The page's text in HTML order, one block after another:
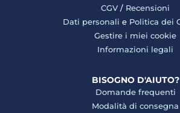
CGV / Recensioni
Dati personali e Politica dei
Gestire i miei cookie
Informazioni legali
BISOGNO D'AIUTO?
Domande frequenti
Modalità di consegna